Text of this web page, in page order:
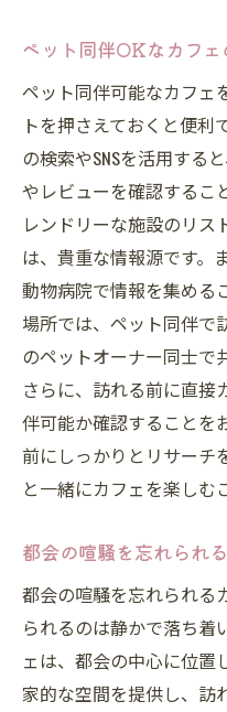
ペット同伴OKなカフェ
ペット同伴可能なカフェ
トを押さえておくと便利
の検索やSNSを活用する
やレビューを確認するこ
レンドリーな施設のリス
は、貴重な情報源です。
動物病院で情報を集める
場所では、ペット同伴で
のペットオーナー同士で
さらに、訪れる前に直接
伴可能か確認することを
前にしっかりとリサーチ
と一緒にカフェを楽しむ
都会の喧騒を忘れられ
都会の喧騒を忘れられる
られるのは静かで落ち着
ェは、都会の中心に位置
家的な空間を提供し、訪